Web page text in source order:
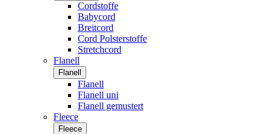
Cordstoffe
Babycord
Breitcord
Cord Polsterstoffe
Stretchcord
Flanell
Flanell
Flanell
Flanell uni
Flanell gemustert
Fleece
Fleece